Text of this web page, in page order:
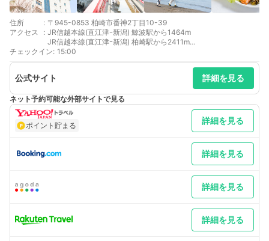
住所 : 〒945-0853 柏崎市番神2丁目10-39
アクセス
: JR信越本線(直江津ｰ新潟) 鯨波駅から1464m
JR信越本線(直江津ｰ新潟) 柏崎駅から2411m
JR越後線 柏崎駅から2411m
チェックイン: 15:00
公式サイト 詳細を見る
ネット予約可能な外部サイトで見る
ポイント貯まる 詳細を見る
詳細を見る
詳細を見る
詳細を見る